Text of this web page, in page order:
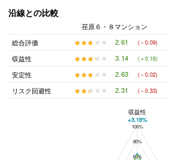
沿線との比較
荏原６・８マンション
総合評価
★★★★★
★★★★★ 2.61 (－0.09)
収益性
★★★★★
★★★★★ 3.14 (＋0.16)
安定性
★★★★★
★★★★★ 2.63 (－0.02)
リスク回避性
★★★★★
★★★★★ 2.31 (－0.33)
荏原６・８マンションと目黒線の平均値の総合評価の比較
100%
80%
60%
収益性
+3.18%